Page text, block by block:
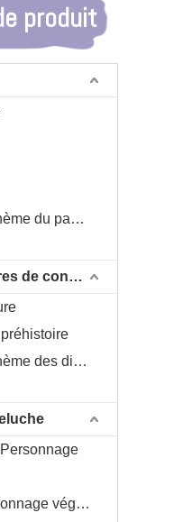
produit
Produits sur le thème du panda
Série de dinosaures de conception originale DAC
Produits sur le thème des dinosaures
Peluche de personnage végétal